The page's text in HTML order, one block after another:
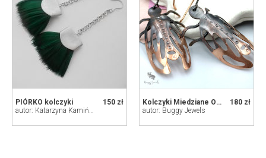
150 zł
PIÓRKO kolczyki
autor: Katarzyna Kamińska - ART
180 zł
Kolczyki Miedziane Owady
autor: Buggy Jewels